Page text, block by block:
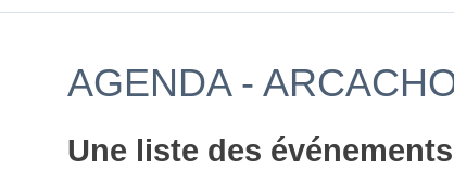
AGENDA -
Une liste des